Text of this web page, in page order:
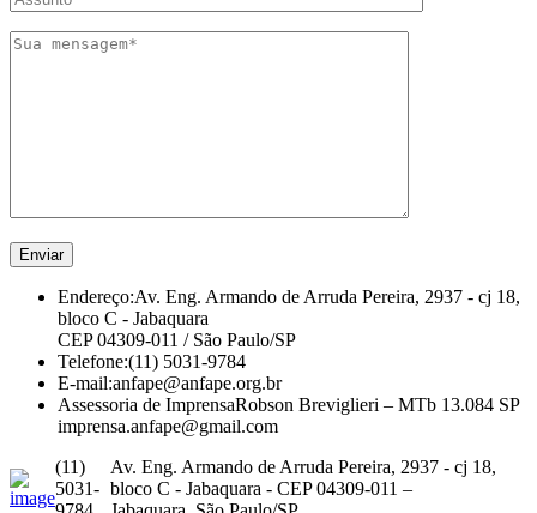
Endereço:Av. Eng. Armando de Arruda Pereira, 2937 - cj 18,
bloco C - Jabaquara
CEP 04309-011 / São Paulo/SP
Telefone:(11) 5031-9784
E-mail:anfape@anfape.org.br
Assessoria de ImprensaRobson Breviglieri – MTb 13.084 SP
imprensa.anfape@gmail.com
(11)
5031-
Av. Eng. Armando de Arruda Pereira, 2937 - cj 18,
bloco C - Jabaquara - CEP 04309-011 –